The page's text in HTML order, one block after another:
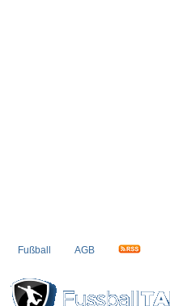
Fußball AGB